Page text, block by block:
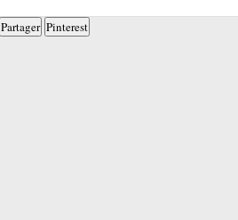
Partager Pinterest